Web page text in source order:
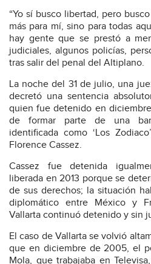
“Yo sí busco libertad, pero
más para mí, sino para todas
hay gente que se prestó a
judiciales, algunos policías,
tras salir del penal del Altiplano.
La noche del 31 de julio, una
decretó una sentencia
quien fue detenido en
de formar parte de una
identificada como ‘Los
Florence Cassez.
Cassez fue detenida
liberada en 2013 porque se
de sus derechos; la situación
diplomático entre México y
Vallarta continuó detenido y sin
El caso de Vallarta se volvió
que en diciembre de 2005, el
Mola, que trabajaba en